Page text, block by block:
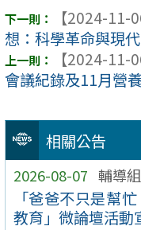
相關公告
2026-08-07 輔導組
「爸爸不只是幫
教育」微論壇活動
【2024-11-
想：科學革命與現
【2024-11-
會議紀錄及11月營